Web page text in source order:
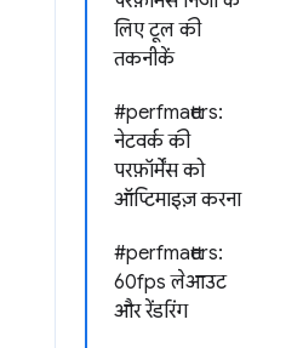
लिए टूल की
तकनीकें
#perfmatters:
नेटवर्क की
परफ़ॉर्मेंस को
ऑप्टिमाइज़ करना
#perfmatters:
60fps लेआउट
और रेंडरिंग